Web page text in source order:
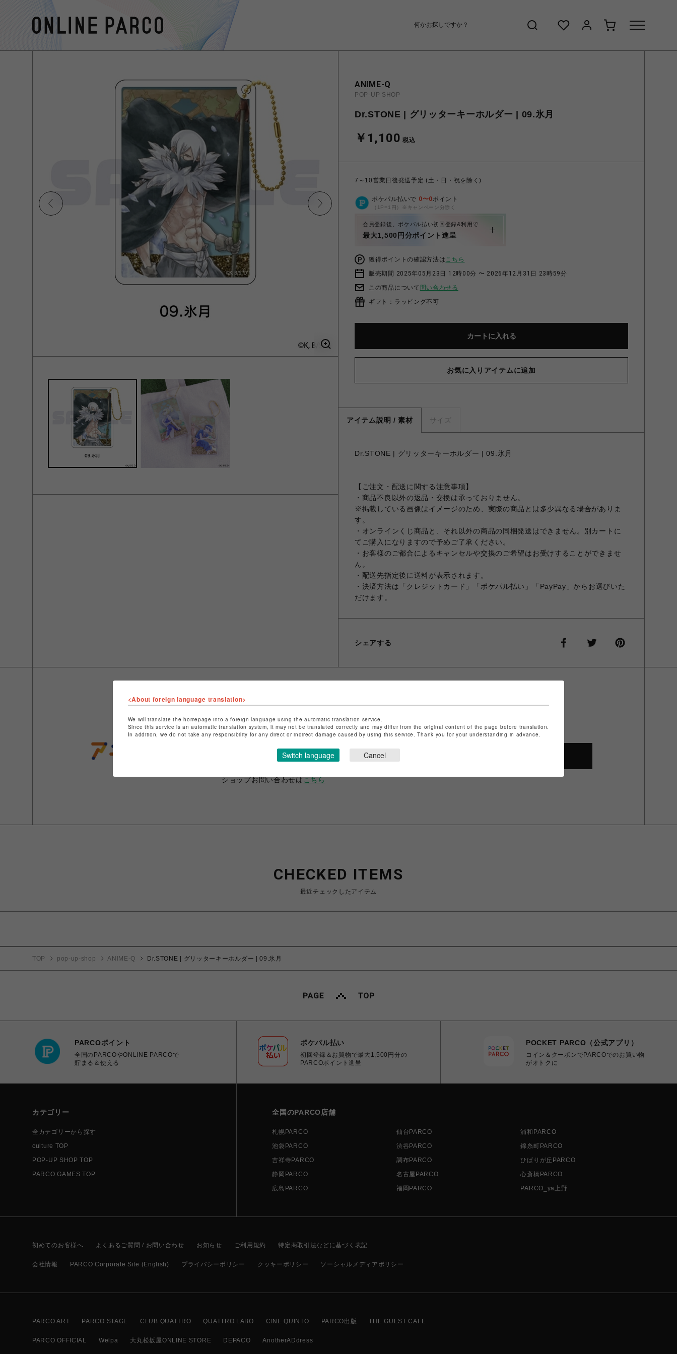
ANIME-Q
POP-UP SHOP
Dr.STONE | グリッターキーホルダー | 09.氷月
￥1,100 税込
7～10営業日後発送予定 (土・日・祝を除く)
ポケパル払いで 0〜0ポイント
（1P=1円）※キャンペーン分除く
会員登録後、ポケパル払い初回登録&利用で
最大1,500円分ポイント進呈
獲得ポイントの確認方法はこちら
販売期間 2025年05月23日 12時00分 〜 2026年12月31日 23時59分
この商品について 問い合わせる
ギフト：ラッピング不可
カートに入れる
お気に入りアイテムに追加
アイテム説明 / 素材 サイズ
Dr.STONE | グリッターキーホルダー | 09.氷月
【ご注文・配送に関する注意事項】
・商品不良以外の返品・交換は承っておりません。
※掲載している画像はイメージのため、実際の商品とは多少異なる場合がありま
す。
・オンラインくじ商品と、それ以外の商品の同梱発送はできません。別カートに
てご購入になりますので予めご了承ください。
・お客様のご都合によるキャンセルや交換のご希望はお受けすることができませ
ん。
・配送先指定後に送料が表示されます。
・決済方法は「クレジットカード」「ポケパル払い」「PayPay」からお選びいた
だけます。
シェアする
ショップ名
ANIME-Q
ショップお問い合わせは こちら
CHECKED ITEMS
最近チェックしたアイテム
TOP pop-up-shop ANIME-Q Dr.STONE | グリッターキーホルダー | 09.氷月
PARCOポイント
全国のPARCOやONLINE PARCOで
貯まる＆使える
ポケパル払い
初回登録＆お買物で最大1,500円分の
PARCOポイント進呈
POCKET PARCO（公式アプリ）
コイン＆クーポンでPARCOでのお買い物
がオトクに
カテゴリー
全カテゴリーから探す
culture TOP
POP-UP SHOP TOP
PARCO GAMES TOP
全国のPARCO店舗
札幌PARCO 仙台PARCO
浦和PARCO
池袋PARCO
渋谷PARCO
錦糸町PARCO
吉祥寺PARCO
調布PARCO
ひばりが丘PARCO
静岡PARCO
名古屋PARCO
心斎橋PARCO
広島PARCO
福岡PARCO PARCO_ya上野
初めてのお客様へ よくあるご質問 / お問い合わせ お知らせ ご利用規約 特定商取引法などに基づく表記
会社情報 PARCO Corporate Site (English) プライバシーポリシー クッキーポリシー ソーシャルメディアポリシー
PARCO ART PARCO STAGE CLUB QUATTRO QUATTRO LABO CINE QUINTO PARCO出版 THE GUEST CAFE
PARCO OFFICIAL Welpa 大丸松坂屋ONLINE STORE DEPACO AnotherADdress
<About foreign language translation>
We will translate the homepage into a foreign language using the automatic translation service.
Since this service is an automatic translation system, it may not be translated correctly and may differ from the original content of the page before translation.
In addition, we do not take any responsibility for any direct or indirect damage caused by using this service. Thank you for your understanding in advance.
Switch language Cancel